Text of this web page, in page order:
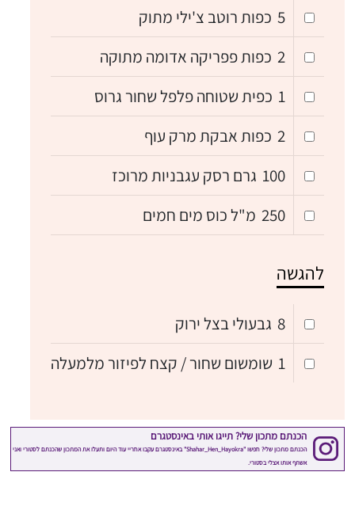
5 כפות רוטב צ'ילי מתוק
2 כפות פפריקה אדומה מתוקה
1 כפית שטוחה פלפל שחור גרוס
2 כפות אבקת מרק עוף
100 גרם רסק עגבניות מרוכז
250 מ"ל כוס מים חמים
להגשה
8 גבעולי בצל ירוק
1 שומשום שחור / קצח לפיזור מלמעלה